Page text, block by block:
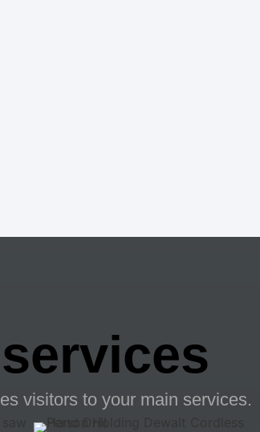
visitors to your main services.